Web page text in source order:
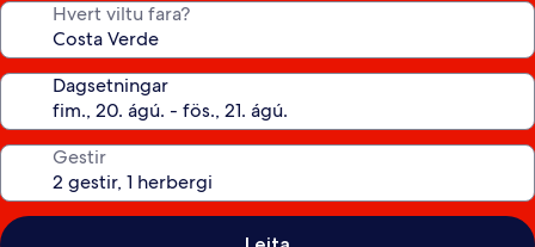
Hvert viltu fara?
Dagsetningar
Gestir